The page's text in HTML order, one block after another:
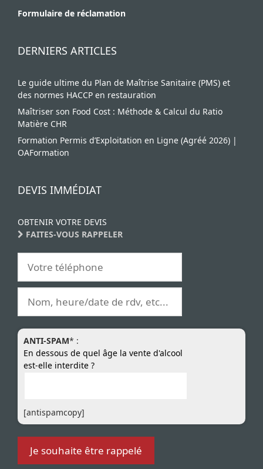
Formulaire de réclamation
DERNIERS ARTICLES
Le guide ultime du Plan de Maîtrise Sanitaire (PMS) et
des normes HACCP en restauration
Maîtriser son Food Cost : Méthode & Calcul du Ratio
Matière CHR
Formation Permis d’Exploitation en Ligne (Agréé 2026) |
OAFormation
DEVIS IMMÉDIAT
OBTENIR VOTRE DEVIS
FAITES-VOUS RAPPELER
ANTI-SPAM* :
En dessous de quel âge la vente d'alcool
est-elle interdite ?
[antispamcopy]